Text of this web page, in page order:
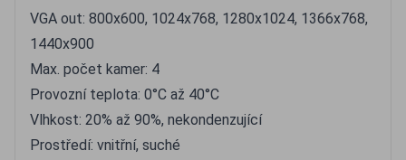
VGA out: 800x600, 1024x768, 1280x1024, 1366x768,
1440x900
Max. počet kamer: 4
Provozní teplota: 0°C až 40°C
Vlhkost: 20% až 90%, nekondenzující
Prostředí: vnitřní, suché